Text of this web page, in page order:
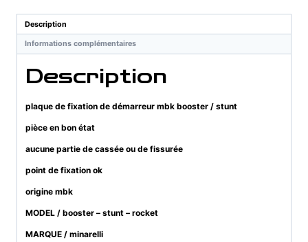
démarreur
mbk
booster
stunt
Description
Informations complémentaires
Description
plaque de fixation de démarreur mbk booster / stunt
pièce en bon état
aucune partie de cassée ou de fissurée
point de fixation ok
origine mbk
MODEL / booster – stunt – rocket
MARQUE / minarelli